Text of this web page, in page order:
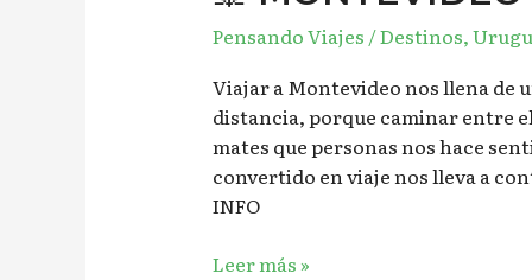
Pensando Viajes /Destinos,
Viajar a Montevideo nos llena de
distancia, porque caminar entre
mates que personas nos hace
convertido en viaje nos lleva a
INFO
MONTEVIDEO
EN
DÍAS
🚢
Leer más »